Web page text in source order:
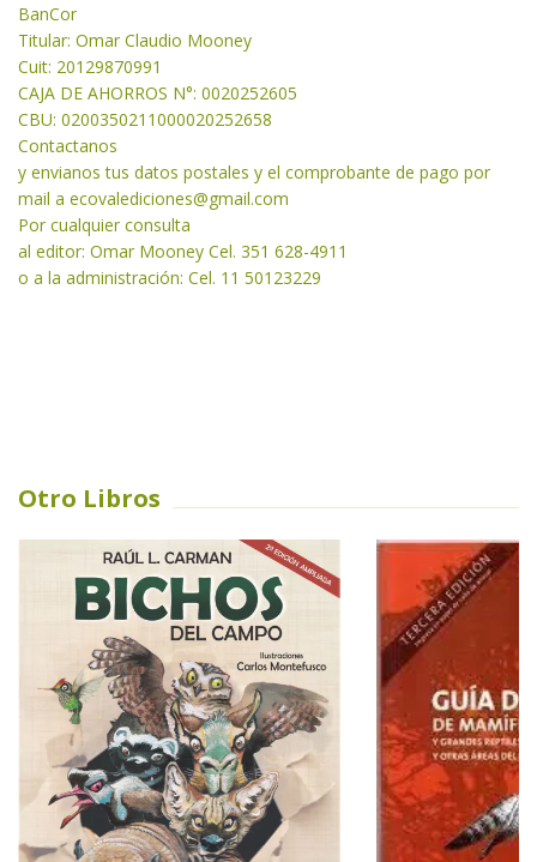
BanCor
Titular: Omar Claudio Mooney
Cuit: 20129870991
CAJA DE AHORROS N°: 0020252605
CBU: 0200350211000020252658
Contactanos
y envianos tus datos postales y el comprobante de pago por
mail a ecovalediciones@gmail.com
Por cualquier consulta
al editor: Omar Mooney Cel. 351 628-4911
o a la administración: Cel. 11 50123229
Otro Libros